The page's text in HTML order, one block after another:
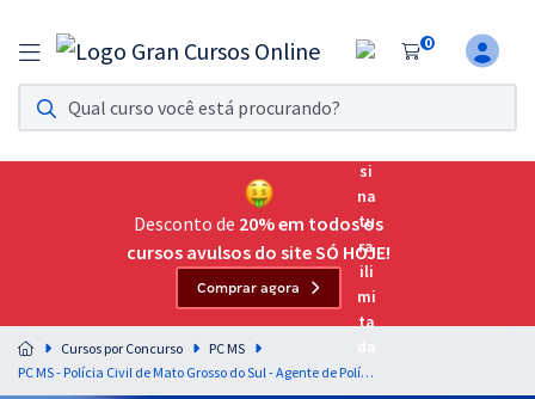
0
Assinatura Ilimitada 11
Acesso a todos os cursos. Teste grátis por 7 dias!
Assinatura OAB Até Passar
Acesso ilimitado a toda preparação para o Exame da
Residências Multiprofissionais
Preparação completa e intensiva para as principais
residências em saúde do Brasil
Desconto de 20% em todos os
cursos avulsos do site SÓ HOJE!
Comprar agora
Cursos por Concurso
PC MS
PC MS - Polícia Civil de Mato Grosso do Sul - Agente de Polícia Judiciária: Investigador de Polícia Judiciária (Com Orientações para o TAF)